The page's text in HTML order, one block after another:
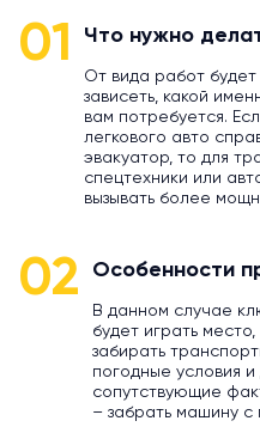
01 Что нужно
От вида работ
зависеть, какой
вам потребуется.
легкового авто
эвакуатор, то для
спецтехники или
вызывать более
02 Особенности
В данном случае
будет играть
забирать
погодные условия и
сопутствующие
– забрать машину с